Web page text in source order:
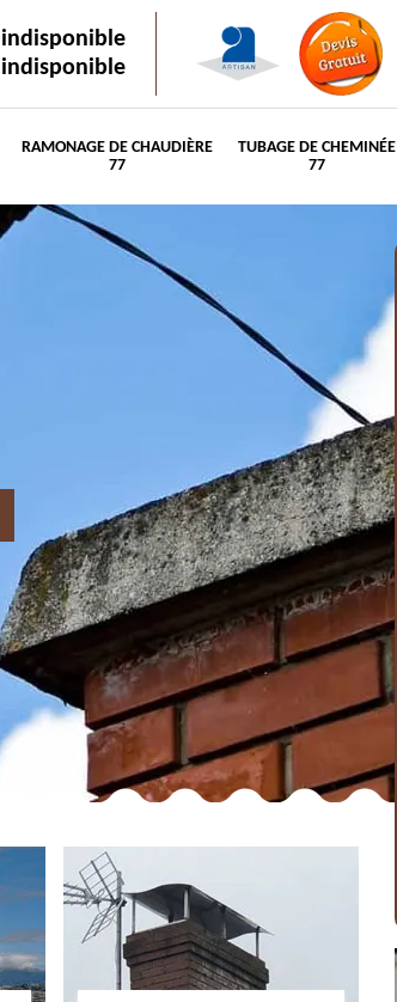
indisponible
indisponible
RAMONAGE DE CHAUDIÈRE
77
TUBAGE DE CHEMINÉE
77